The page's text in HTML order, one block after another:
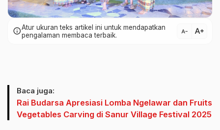
infoAtur ukuran teks artikel ini untuk mendapatkan
pengalaman membaca terbaik.
text_decrease text_increase
Baca juga:
Rai Budarsa Apresiasi Lomba Ngelawar dan Fruits
Vegetables Carving di Sanur Village Festival 2025